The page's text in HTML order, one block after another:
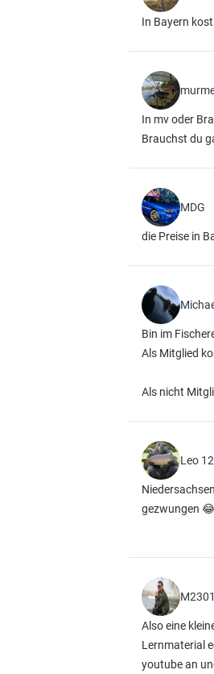
In Bayern
In mv oder
Brauchst du
MDG
die Preise in
Bin im
Als Mitglied
Als nicht
Leo
gezwungen
M2301
Also eine
Lernmaterial
youtube an